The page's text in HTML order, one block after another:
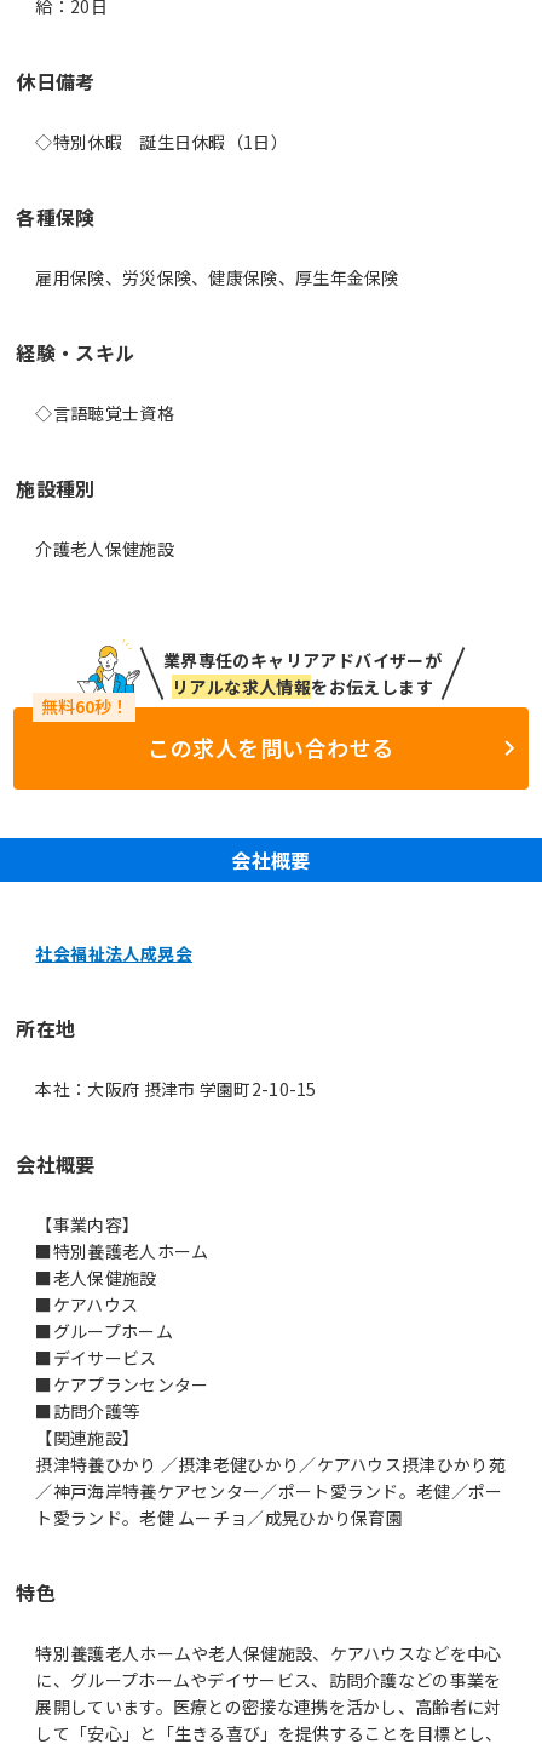
給：20日
休日備考
◇特別休暇 誕生日休暇（1日）
各種保険
雇用保険、労災保険、健康保険、厚生年金保険
経験・スキル
◇言語聴覚士資格
施設種別
介護老人保健施設
業界専任のキャリアアドバイザーが
リアルな求人情報をお伝えします
この求人を問い合わせる
会社概要
社会福祉法人成晃会
所在地
本社：大阪府 摂津市 学園町2-10-15
会社概要
【事業内容】
■特別養護老人ホーム
■老人保健施設
■ケアハウス
■グループホーム
■デイサービス
■ケアプランセンター
■訪問介護等
【関連施設】
摂津特養ひかり ／摂津老健ひかり／ケアハウス摂津ひかり苑
／神戸海岸特養ケアセンター／ポート愛ランド。老健／ポー
ト愛ランド。老健 ムーチョ／成晃ひかり保育園
特色
特別養護老人ホームや老人保健施設、ケアハウスなどを中心
に、グループホームやデイサービス、訪問介護などの事業を
展開しています。医療との密接な連携を活かし、高齢者に対
して「安心」と「生きる喜び」を提供することを目標とし、